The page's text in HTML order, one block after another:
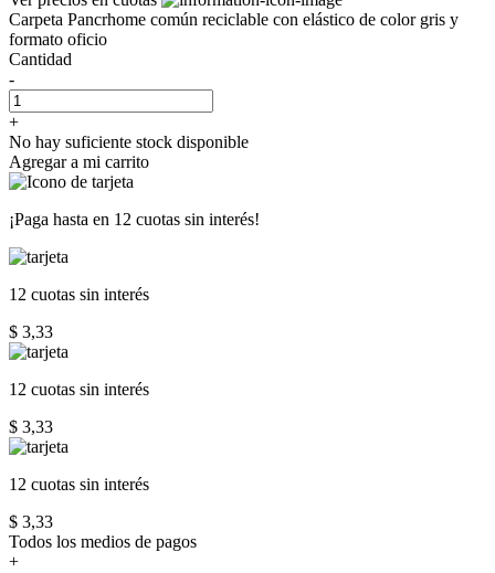
Carpeta Pancrhome común reciclable con elástico de color gris y
formato oficio
Cantidad
-
+
No hay suficiente stock disponible
Agregar a mi carrito
¡Paga hasta en 12 cuotas sin interés!
12 cuotas sin interés
$ 3,33
12 cuotas sin interés
$ 3,33
12 cuotas sin interés
$ 3,33
Todos los medios de pagos
+